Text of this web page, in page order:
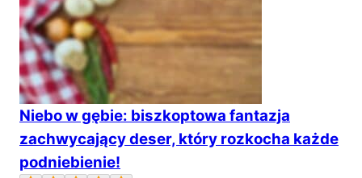
Niebo w gębie: biszkoptowa fantazja
zachwycający deser, który rozkocha każde
podniebienie!